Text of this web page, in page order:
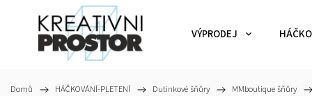
VÝPRODEJ
Domů / HÁČKOVÁNÍ-PLETENÍ / Dutinkové šňůry / MMboutique šňůry /